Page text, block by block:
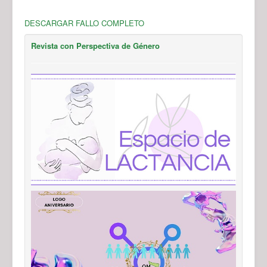
DESCARGAR FALLO COMPLETO
Revista con Perspectiva de Género